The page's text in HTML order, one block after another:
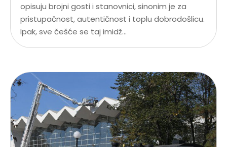
opisuju brojni gosti i stanovnici, sinonim je za
pristupačnost, autentičnost i toplu dobrodošlicu.
Ipak, sve češće se taj imidž...